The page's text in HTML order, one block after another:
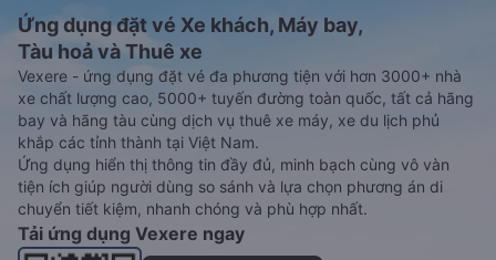
Ứng dụng đặt vé Xe khách, Máy bay,
Tàu hoả và Thuê xe
Vexere - ứng dụng đặt vé đa phương tiện với hơn 3000+ nhà
xe chất lượng cao, 5000+ tuyến đường toàn quốc, tất cả hãng
bay và hãng tàu cùng dịch vụ thuê xe máy, xe du lịch phủ
khắp các tỉnh thành tại Việt Nam.
Ứng dụng hiển thị thông tin đầy đủ, minh bạch cùng vô vàn
tiện ích giúp người dùng so sánh và lựa chọn phương án di
chuyển tiết kiệm, nhanh chóng và phù hợp nhất.
Tải ứng dụng Vexere ngay